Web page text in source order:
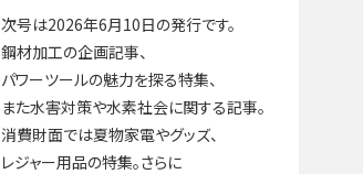
次号は2026年6月10日の発行です。
鋼材加工の企画記事、
パワーツールの魅力を探る特集、
また水害対策や水素社会に関する記事。
消費財面では夏物家電やグッズ、
レジャー用品の特集。さらに